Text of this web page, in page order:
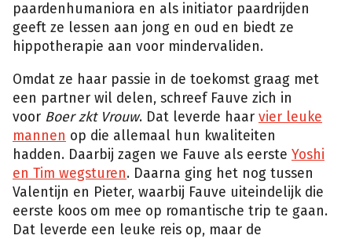
paardenhumaniora en als initiator paardrijden
geeft ze lessen aan jong en oud en biedt ze
hippotherapie aan voor mindervaliden.
Omdat ze haar passie in de toekomst graag met
een partner wil delen, schreef Fauve zich in
voor Boer zkt Vrouw. Dat leverde haar vier leuke
mannen op die allemaal hun kwaliteiten
hadden. Daarbij zagen we Fauve als eerste Yoshi
en Tim wegsturen. Daarna ging het nog tussen
Valentijn en Pieter, waarbij Fauve uiteindelijk die
eerste koos om mee op romantische trip te gaan.
Dat leverde een leuke reis op, maar de